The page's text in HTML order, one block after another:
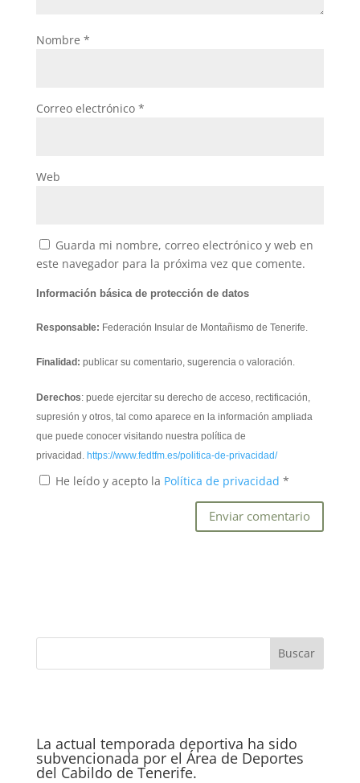
Nombre *
Correo electrónico *
Web
Guarda mi nombre, correo electrónico y web en
este navegador para la próxima vez que comente.
Información básica de protección de datos
Responsable: Federación Insular de Montañismo de Tenerife.
Finalidad: publicar su comentario, sugerencia o valoración.
Derechos: puede ejercitar su derecho de acceso, rectificación,
supresión y otros, tal como aparece en la información ampliada
que puede conocer visitando nuestra política de
privacidad. https://www.fedtfm.es/politica-de-privacidad/
He leído y acepto la Política de privacidad *
La actual temporada deportiva ha sido
subvencionada por el Área de Deportes
del Cabildo de Tenerife.